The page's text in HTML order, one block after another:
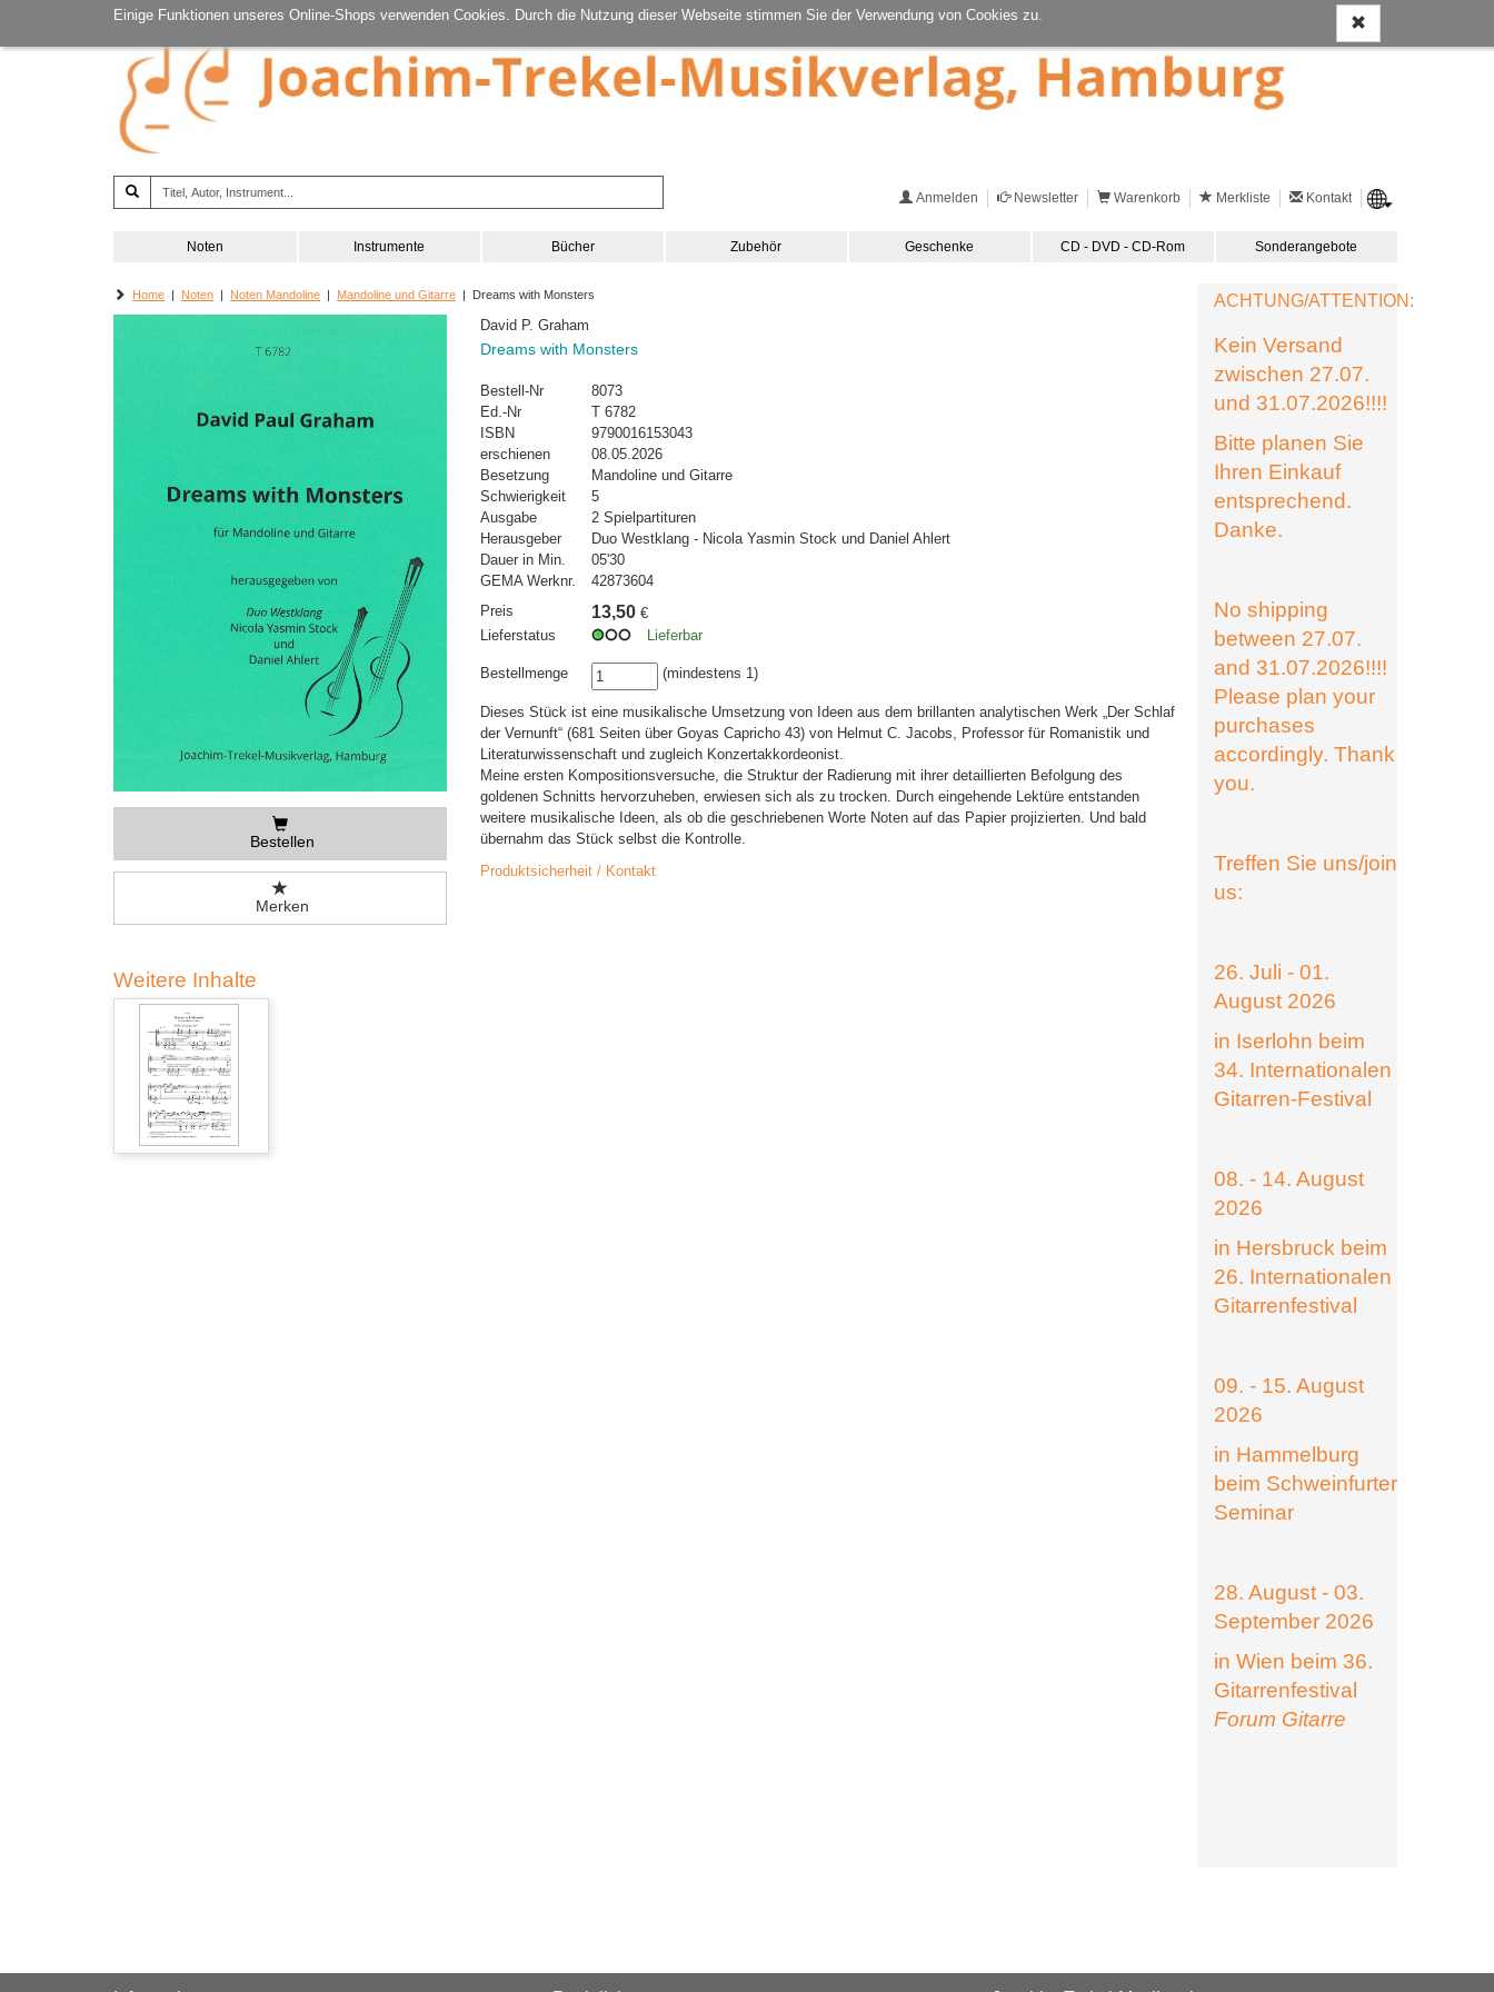
Einige Funktionen unseres Online-Shops verwenden Cookies. Durch die Nutzung dieser Webseite stimmen Sie der Verwendung von Cookies zu.
Anmelden Newsletter Warenkorb Merkliste Kontakt
Noten Instrumente Bücher Zubehör Geschenke CD - DVD - CD-Rom Sonderangebote
Home | Noten | Noten Mandoline | Mandoline und Gitarre | Dreams with Monsters
Bestellen
Merken
David P. Graham
Dreams with Monsters
Bestell-Nr
8073
Ed.-Nr
T 6782
ISBN
9790016153043
erschienen
08.05.2026
Besetzung
Mandoline und Gitarre
Schwierigkeit
5
Ausgabe
2 Spielpartituren
Herausgeber
Duo Westklang - Nicola Yasmin Stock und Daniel Ahlert
Dauer in Min.
05'30
GEMA Werknr.
42873604
Preis
13,50 €
Lieferstatus
Lieferbar
Bestellmenge (mindestens 1)
Dieses Stück ist eine musikalische Umsetzung von Ideen aus dem brillanten analytischen Werk „Der Schlaf
der Vernunft“ (681 Seiten über Goyas Capricho 43) von Helmut C. Jacobs, Professor für Romanistik und
Literaturwissenschaft und zugleich Konzertakkordeonist.
Meine ersten Kompositionsversuche, die Struktur der Radierung mit ihrer detaillierten Befolgung des
goldenen Schnitts hervorzuheben, erwiesen sich als zu trocken. Durch eingehende Lektüre entstanden
weitere musikalische Ideen, als ob die geschriebenen Worte Noten auf das Papier projizierten. Und bald
übernahm das Stück selbst die Kontrolle.
Produktsicherheit / Kontakt
Weitere Inhalte
ACHTUNG/ATTENTION:
Kein Versand
zwischen 27.07.
und 31.07.2026!!!!
Bitte planen Sie
Ihren Einkauf
entsprechend.
Danke.
No shipping
between 27.07.
and 31.07.2026!!!!
Please plan your
purchases
accordingly. Thank
you.
Treffen Sie uns/join
us:
26. Juli - 01.
August 2026
in Iserlohn beim
34. Internationalen
Gitarren-Festival
08. - 14. August
2026
in Hersbruck beim
26. Internationalen
Gitarrenfestival
09. - 15. August
2026
in Hammelburg
beim Schweinfurter
Seminar
28. August - 03.
September 2026
in Wien beim 36.
Gitarrenfestival
Forum Gitarre